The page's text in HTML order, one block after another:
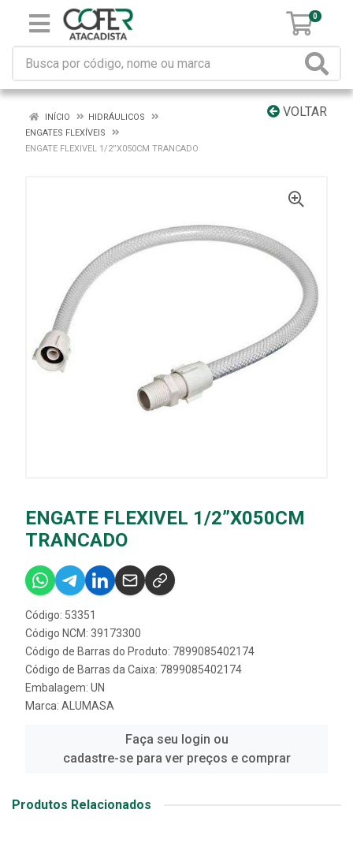
0
VOLTAR
INÍCIO
HIDRÁULICOS
ENGATES FLEXÍVEIS
ENGATE FLEXIVEL 1/2”X050CM TRANCADO
ENGATE FLEXIVEL 1/2”X050CM
TRANCADO
Código: 53351
Código NCM: 39173300
Código de Barras do Produto: 7899085402174
Código de Barras da Caixa: 7899085402174
Embalagem: UN
Marca: ALUMASA
Faça seu login ou
cadastre-se para ver preços e comprar
Produtos Relacionados